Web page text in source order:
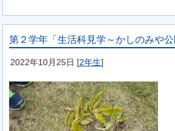
第２学年「生活科見学～かしのみや公
2022年10月25日 [2年生]